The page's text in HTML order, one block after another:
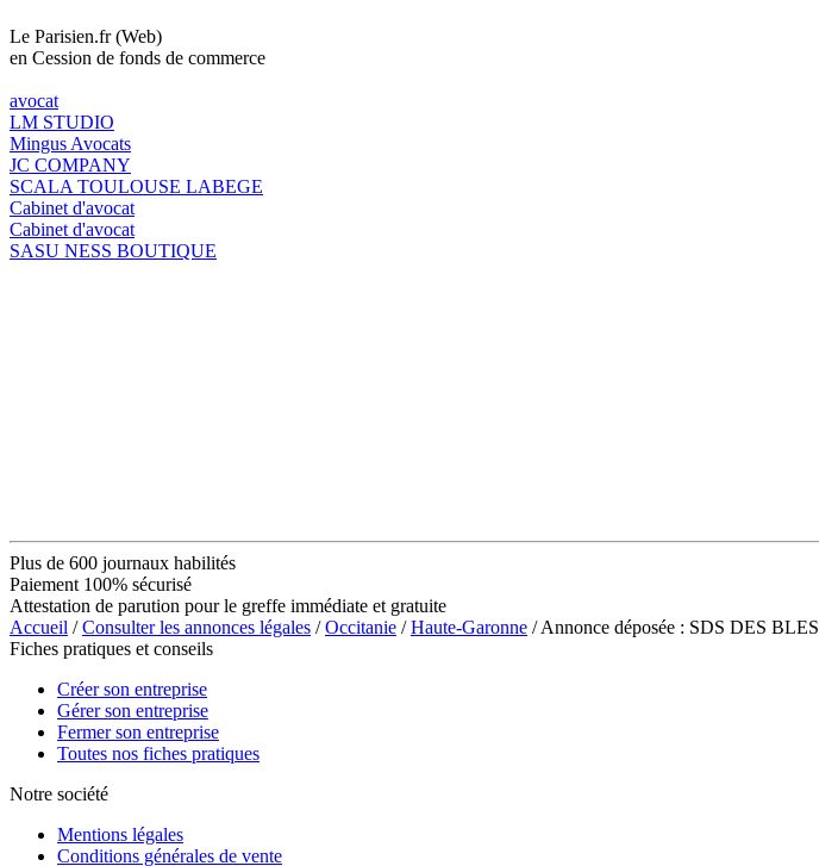
Le Parisien.fr (Web)
en Cession de fonds de commerce
avocat
LM STUDIO
Mingus Avocats
JC COMPANY
SCALA TOULOUSE LABEGE
Cabinet d'avocat
Cabinet d'avocat
SASU NESS BOUTIQUE
Plus de 600 journaux habilités
Paiement 100% sécurisé
Attestation de parution pour le greffe immédiate et gratuite
Accueil /Consulter les annonces légales /Occitanie /Haute-Garonne / Annonce déposée : SDS DES BLES
Fiches pratiques et conseils
Créer son entreprise
Gérer son entreprise
Fermer son entreprise
Toutes nos fiches pratiques
Notre société
Mentions légales
Conditions générales de vente